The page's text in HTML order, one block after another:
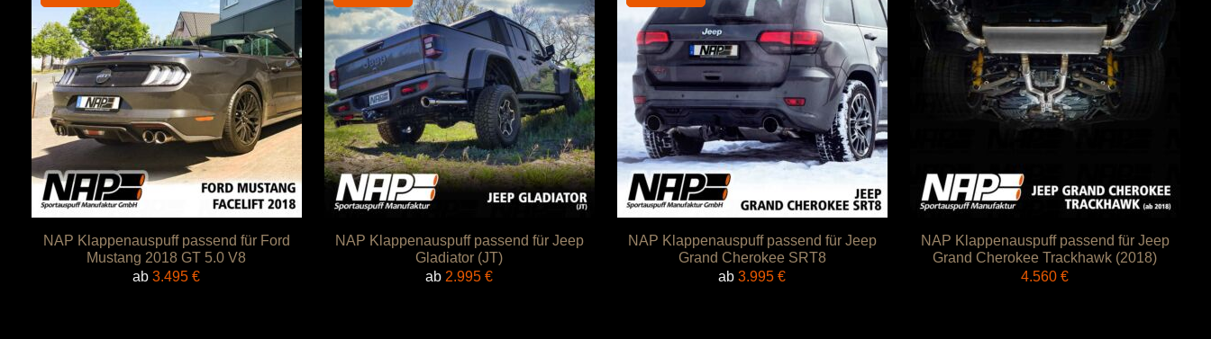
NAP Klappenauspuff passend für Ford
Mustang 2018 GT 5.0 V8
ab 3.495 €
NAP Klappenauspuff passend für Jeep
Gladiator (JT)
ab 2.995 €
NAP Klappenauspuff passend für Jeep
Grand Cherokee SRT8
ab 3.995 €
NAP Klappenauspuff passend für Jeep
Grand Cherokee Trackhawk (2018)
4.560 €